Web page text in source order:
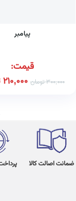
پیامبر
قیمت:
300,000تومان 210,000
ضمانت اصالت کالا پرداخت